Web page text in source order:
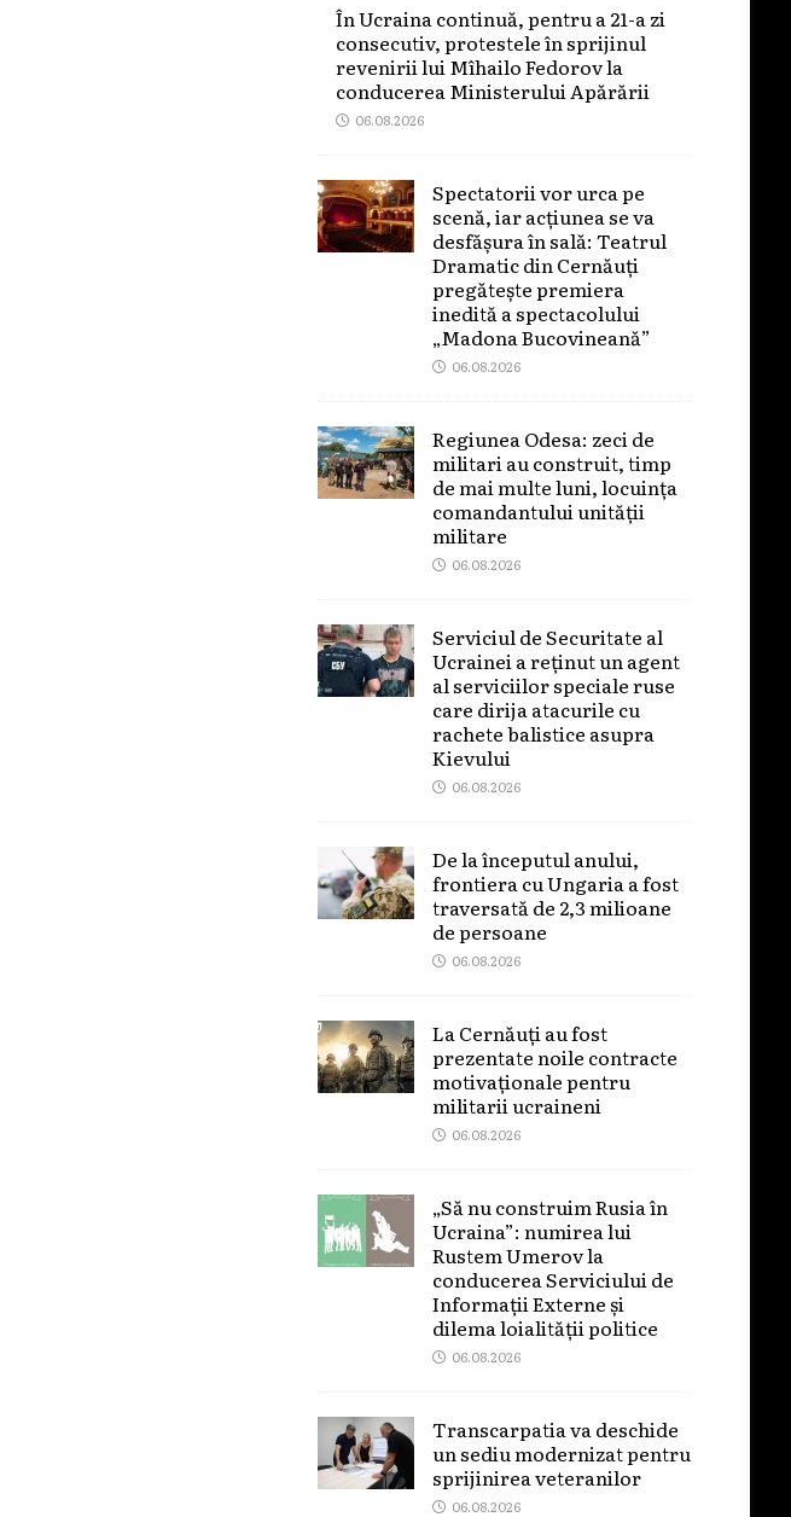
În Ucraina continuă, pentru a 21-a zi
consecutiv, protestele în sprijinul
revenirii lui Mîhailo Fedorov la
conducerea Ministerului Apărării
06.08.2026
Spectatorii vor urca pe
scenă, iar acțiunea se va
desfășura în sală: Teatrul
Dramatic din Cernăuți
pregătește premiera
inedită a spectacolului
„Madona Bucovineană”
06.08.2026
Regiunea Odesa: zeci de
militari au construit, timp
de mai multe luni, locuința
comandantului unității
militare
06.08.2026
Serviciul de Securitate al
Ucrainei a reținut un agent
al serviciilor speciale ruse
care dirija atacurile cu
rachete balistice asupra
Kievului
06.08.2026
De la începutul anului,
frontiera cu Ungaria a fost
traversată de 2,3 milioane
de persoane
06.08.2026
La Cernăuți au fost
prezentate noile contracte
motivaționale pentru
militarii ucraineni
06.08.2026
„Să nu construim Rusia în
Ucraina”: numirea lui
Rustem Umerov la
conducerea Serviciului de
Informații Externe și
dilema loialității politice
06.08.2026
Transcarpatia va deschide
un sediu modernizat pentru
sprijinirea veteranilor
06.08.2026